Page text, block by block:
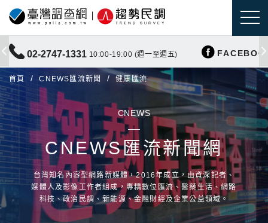
02-2747-1331 10:00-19:00 (週一至週五)
首頁 CNEWS匯流新聞 健康匯流
CNEWS
CNEWS匯流新聞網
台灣知名內容型網路新媒體，2016年成立，由資深記者、
媒體人及影像工作者組成，專精數位匯流、醫藥生活、網路
科技、政治民調、新能源、金融財經及企業公益領域。